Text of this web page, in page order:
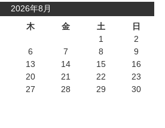
2026年8月
木 金 土 日
1
2
6 7 8
9
13 14 15
16
20 21 22
23
27 28 29
30